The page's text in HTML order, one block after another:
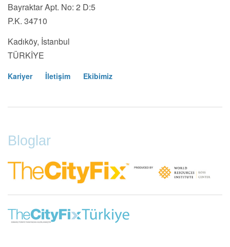
Bloglar
Bayraktar Apt. No: 2 D:5
P.K. 34710
Kadıköy, İstanbul
TÜRKİYE
Kariyer İletişim Ekibimiz